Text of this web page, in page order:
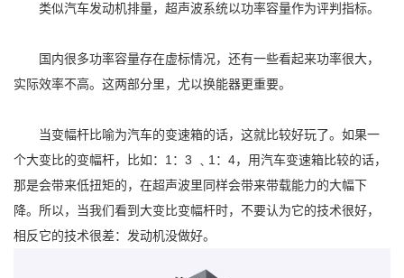
类似汽车发动机排量，超声波系统以功率容量作为评判指标。
国内很多功率容量存在虚标情况，还有一些看起来功率很大，
实际效率不高。这两部分里，尤以换能器更重要。
当变幅杆比喻为汽车的变速箱的话，这就比较好玩了。如果一
个大变比的变幅杆，比如：1：3 ﹑1：4，用汽车变速箱比较的话，
那是会带来低扭矩的，在超声波里同样会带来带载能力的大幅下
降。所以，当我们看到大变比变幅杆时，不要认为它的技术很好，
相反它的技术很差：发动机没做好。